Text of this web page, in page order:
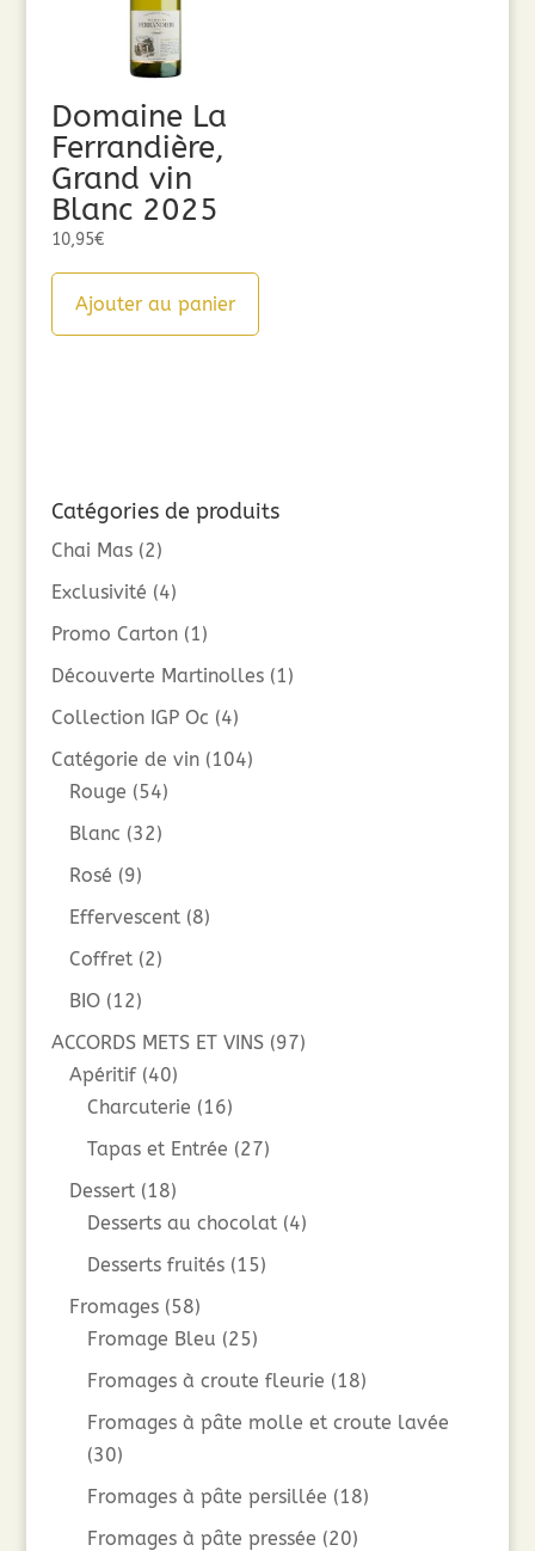
Domaine La
Ferrandière,
Grand vin
Blanc 2025
10,95€
Ajouter au panier
Catégories de produits
Chai Mas (2)
Exclusivité (4)
Promo Carton (1)
Découverte Martinolles (1)
Collection IGP Oc (4)
Catégorie de vin (104)
Rouge (54)
Blanc (32)
Rosé (9)
Effervescent (8)
Coffret (2)
BIO (12)
ACCORDS METS ET VINS (97)
Apéritif (40)
Charcuterie (16)
Tapas et Entrée (27)
Dessert (18)
Desserts au chocolat (4)
Desserts fruités (15)
Fromages (58)
Fromage Bleu (25)
Fromages à croute fleurie (18)
Fromages à pâte molle et croute lavée
(30)
Fromages à pâte persillée (18)
Fromages à pâte pressée (20)